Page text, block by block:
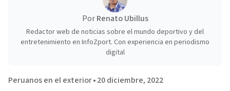
PorRenato Ubillus
Redactor web de noticias sobre el mundo deportivo y del
entretenimiento en InfoZport. Con experiencia en periodismo
digital
Peruanos en el exterior•20 diciembre, 2022